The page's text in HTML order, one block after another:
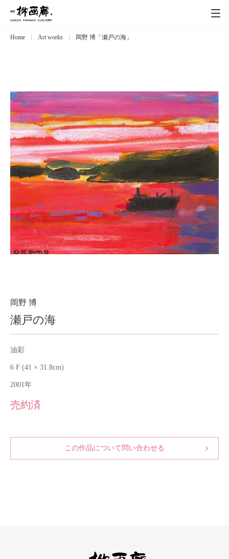
Exhibitions
Artists
Art works 作品一覧
Catalog
Schedule スケジュール
About 会社案内
Contact
Purchase assessment
Home Art works 岡野 博「瀬戸の海」
岡野 博
瀬戸の海
油彩
6 F (41 × 31.8cm)
2001年
売約済
この作品について問い合わせる